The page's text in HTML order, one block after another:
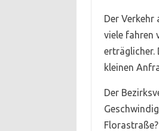
Der
viele fahren
erträglicher.
kleinen
Der